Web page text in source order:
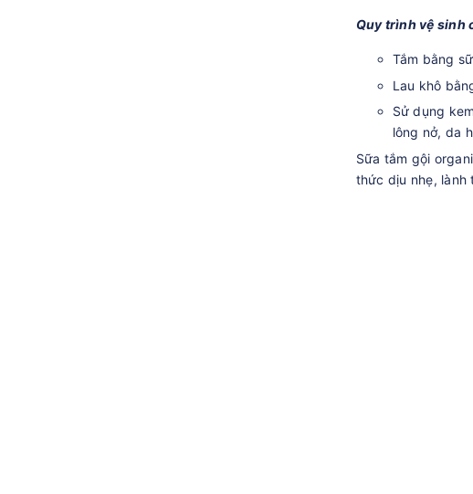
Quy trình vệ sinh
Tắm bằng
Lau khô
Sử dụng
lông nở, da
Sữa tắm gội
thức dịu nhẹ, lành